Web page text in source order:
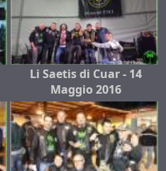
Li Saetis di Cuar - 14
Maggio 2016